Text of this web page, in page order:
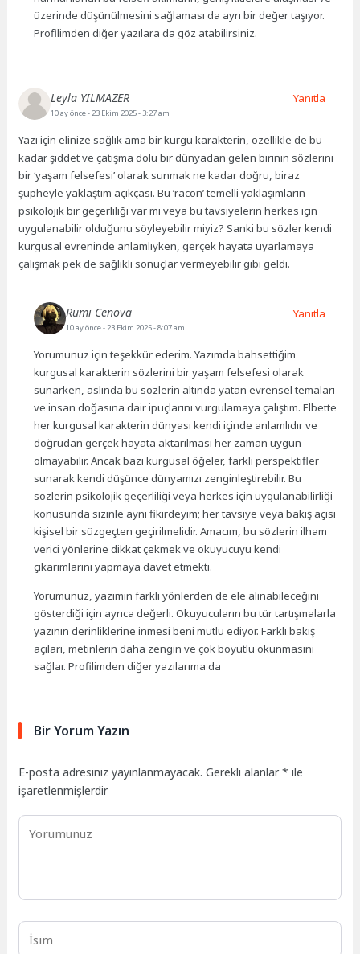
üzerinde düşünülmesini sağlaması da ayrı bir değer taşıyor.
Profilimden diğer yazılara da göz atabilirsiniz.
Leyla YILMAZER
10 ay önce- 23 Ekim 2025 - 3:27 am
Yazı için elinize sağlık ama bir kurgu karakterin, özellikle de bu
kadar şiddet ve çatışma dolu bir dünyadan gelen birinin sözlerini
bir ‘yaşam felsefesi’ olarak sunmak ne kadar doğru, biraz
şüpheyle yaklaştım açıkçası. Bu ‘racon’ temelli yaklaşımların
psikolojik bir geçerliliği var mı veya bu tavsiyelerin herkes için
uygulanabilir olduğunu söyleyebilir miyiz? Sanki bu sözler kendi
kurgusal evreninde anlamlıyken, gerçek hayata uyarlamaya
çalışmak pek de sağlıklı sonuçlar vermeyebilir gibi geldi.
Yanıtla
Rumi Cenova
10 ay önce- 23 Ekim 2025 - 8:07 am
Yorumunuz için teşekkür ederim. Yazımda bahsettiğim
kurgusal karakterin sözlerini bir yaşam felsefesi olarak
sunarken, aslında bu sözlerin altında yatan evrensel temaları
ve insan doğasına dair ipuçlarını vurgulamaya çalıştım. Elbette
her kurgusal karakterin dünyası kendi içinde anlamlıdır ve
doğrudan gerçek hayata aktarılması her zaman uygun
olmayabilir. Ancak bazı kurgusal öğeler, farklı perspektifler
sunarak kendi düşünce dünyamızı zenginleştirebilir. Bu
sözlerin psikolojik geçerliliği veya herkes için uygulanabilirliği
konusunda sizinle aynı fikirdeyim; her tavsiye veya bakış açısı
kişisel bir süzgeçten geçirilmelidir. Amacım, bu sözlerin ilham
verici yönlerine dikkat çekmek ve okuyucuyu kendi
çıkarımlarını yapmaya davet etmekti.
Yorumunuz, yazımın farklı yönlerden de ele alınabileceğini
gösterdiği için ayrıca değerli. Okuyucuların bu tür tartışmalarla
yazının derinliklerine inmesi beni mutlu ediyor. Farklı bakış
açıları, metinlerin daha zengin ve çok boyutlu okunmasını
sağlar. Profilimden diğer yazılarıma da
Yanıtla
Bir Yorum Yazın
E-posta adresiniz yayınlanmayacak. Gerekli alanlar* ile
işaretlenmişlerdir